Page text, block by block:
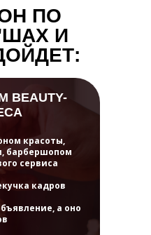
ПО
И
красоты,
барбершопом
сервиса
кадров
а оно